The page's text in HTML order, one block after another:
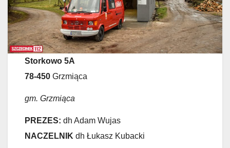
Storkowo 5A
78-450Grzmiąca
gm. Grzmiąca
PREZES:dh Adam Wujas
NACZELNIK dh Łukasz Kubacki